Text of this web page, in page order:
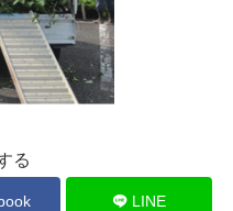
る
LINE